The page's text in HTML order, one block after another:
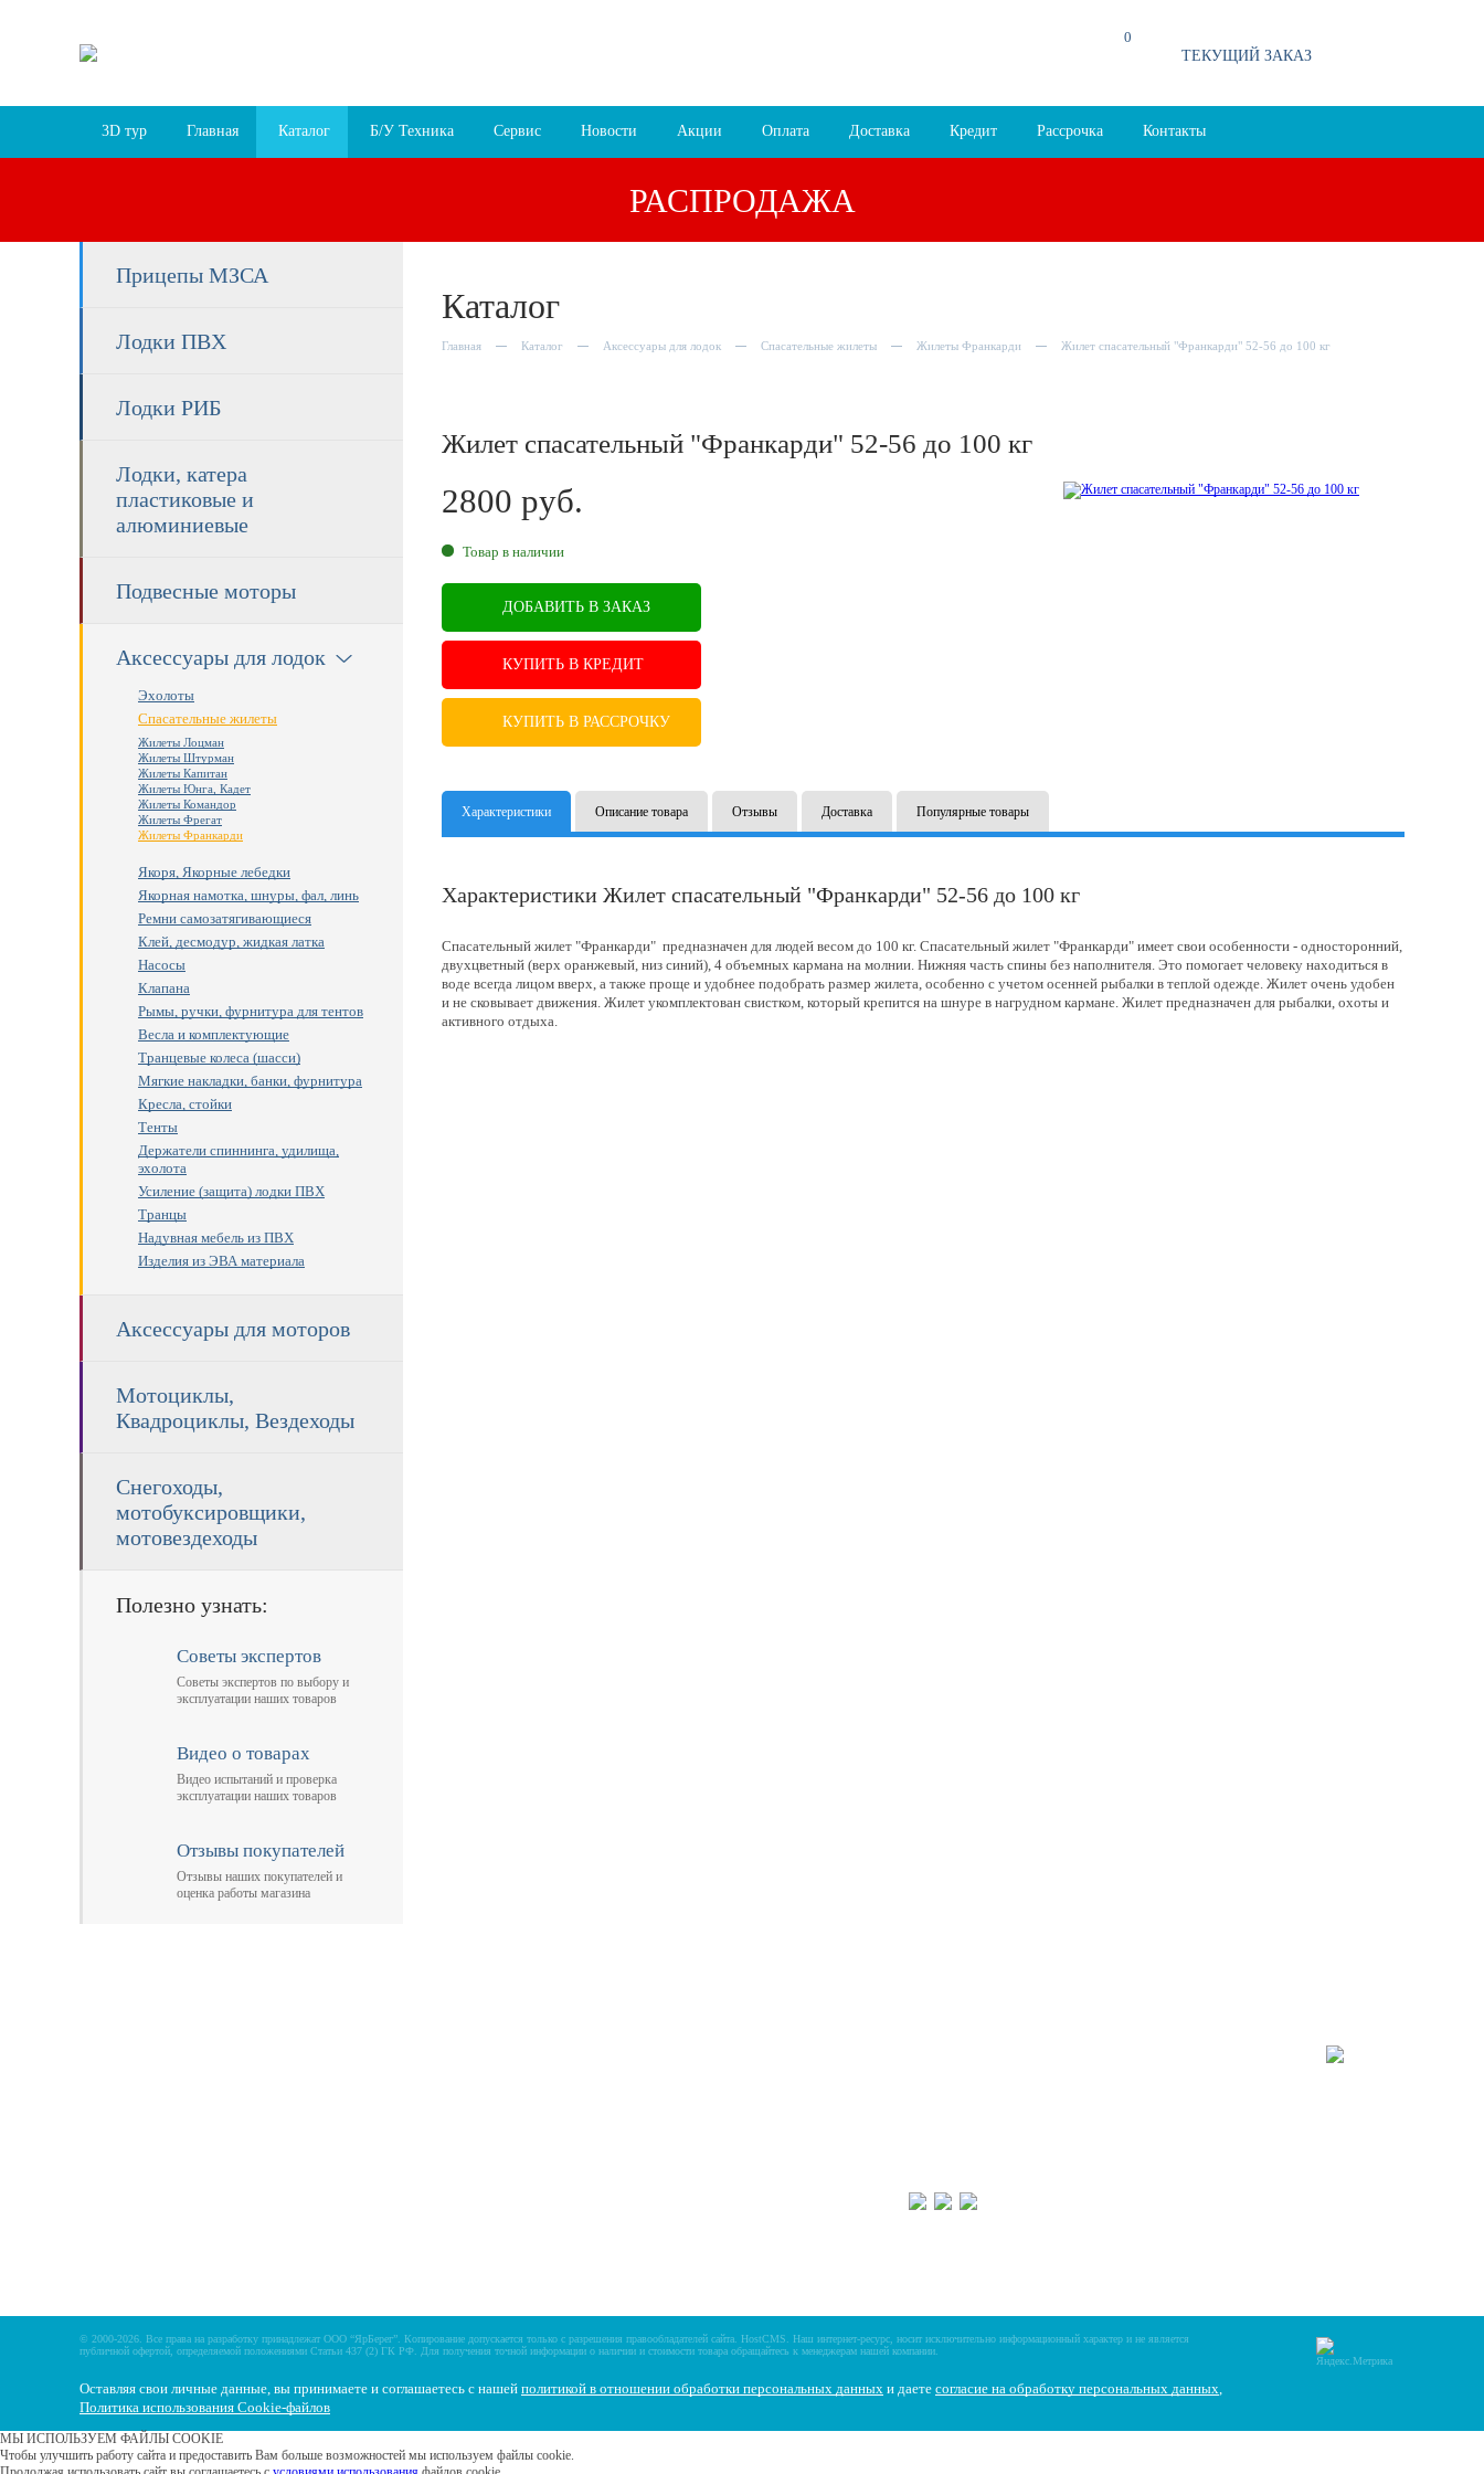
0
ТЕКУЩИЙ ЗАКАЗ
3D тур Главная Каталог Б/У Техника Сервис Новости Акции Оплата Доставка Кредит Рассрочка Контакты
РАСПРОДАЖА
Прицепы МЗСА
Лодки ПВХ
Лодки РИБ
Лодки, катера
пластиковые и
алюминиевые
Подвесные моторы
Аксессуары для лодок
Эхолоты
Спасательные жилеты
Жилеты Лоцман
Жилеты Штурман
Жилеты Капитан
Жилеты Юнга, Кадет
Жилеты Командор
Жилеты Фрегат
Жилеты Франкарди
Якоря, Якорные лебедки
Якорная намотка, шнуры, фал, линь
Ремни самозатягивающиеся
Клей, десмодур, жидкая латка
Насосы
Клапана
Рымы, ручки, фурнитура для тентов
Весла и комплектующие
Транцевые колеса (шасси)
Мягкие накладки, банки, фурнитура
Кресла, стойки
Тенты
Держатели спиннинга, удилища,
эхолота
Усиление (защита) лодки ПВХ
Транцы
Надувная мебель из ПВХ
Изделия из ЭВА материала
Аксессуары для моторов
Мотоциклы,
Квадроциклы, Вездеходы
Снегоходы,
мотобуксировщики,
мотовездеходы
Полезно узнать:
Советы экспертов
Советы экспертов по выбору и
эксплуатации наших товаров
Видео о товарах
Видео испытаний и проверка
эксплуатации наших товаров
Отзывы покупателей
Отзывы наших покупателей и
оценка работы магазина
Каталог
Главная Каталог Аксессуары для лодок Спасательные жилеты Жилеты Франкарди Жилет спасательный "Франкарди" 52-56 до 100 кг
Жилет спасательный "Франкарди" 52-56 до 100 кг
2800 руб.
RUB
Товар в наличии
ДОБАВИТЬ В ЗАКАЗ
КУПИТЬ В КРЕДИТ
КУПИТЬ В РАССРОЧКУ
Характеристики Описание товара Отзывы Доставка Популярные товары
Характеристики Жилет спасательный "Франкарди" 52-56 до 100 кг
Спасательный жилет "Франкарди" предназначен для людей весом до 100 кг. Спасательный жилет "Франкарди" имеет свои особенности - односторонний,
двухцветный (верх оранжевый, низ синий), 4 объемных кармана на молнии. Нижняя часть спины без наполнителя. Это помогает человеку находиться в
воде всегда лицом вверх, а также проще и удобнее подобрать размер жилета, особенно с учетом осенней рыбалки в теплой одежде. Жилет очень удобен
и не сковывает движения. Жилет укомплектован свистком, который крепится на шнуре в нагрудном кармане. Жилет предназначен для рыбалки, охоты и
активного отдыха.
© 2000-2026. Все права на разработку принадлежат ООО “ЯрБерег”. Копирование допускается только с разрешения правообладателей сайта. HostCMS . Наш интернет-ресурс, носит исключительно информационный характер и не является
публичной офертой, определяемой положениями Статьи 437 (2) ГК РФ. Для получения точной информации о наличии и стоимости товара обращайтесь к менеджерам нашей компании.
Оставляя свои личные данные, вы принимаете и соглашаетесь с нашей политикой в отношении обработки персональных данных и даете cогласие на обработку персональных данных,
Политика использования Cookie-файлов
МЫ ИСПОЛЬЗУЕМ ФАЙЛЫ COOKIE
Чтобы улучшить работу сайта и предоставить Вам больше возможностей мы используем файлы cookie.